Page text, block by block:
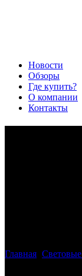
Новости
Обзоры
Где купить?
О компании
Контакты
Главная